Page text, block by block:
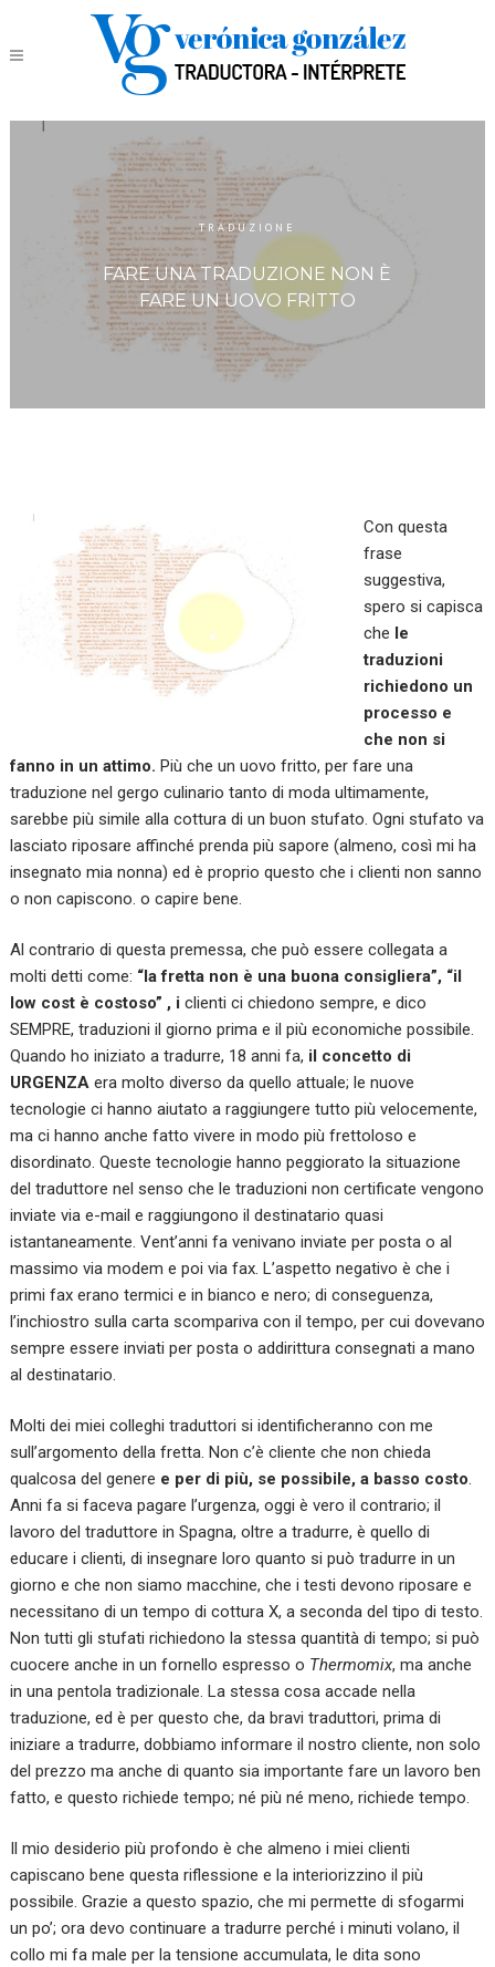
TRADUZIONE
FARE UNA TRADUZIONE NON È
FARE UN UOVO FRITTO
Con questa
frase
suggestiva,
spero si capisca
che le
traduzioni
richiedono un
processo e
che non si
fanno in un attimo. Più che un uovo fritto, per fare una
traduzione nel gergo culinario tanto di moda ultimamente,
sarebbe più simile alla cottura di un buon stufato. Ogni stufato va
lasciato riposare affinché prenda più sapore (almeno, così mi ha
insegnato mia nonna) ed è proprio questo che i clienti non sanno
o non capiscono. o capire bene.
Al contrario di questa premessa, che può essere collegata a
molti detti come: “la fretta non è una buona consigliera”, “il
low cost è costoso” , i clienti ci chiedono sempre, e dico
SEMPRE, traduzioni il giorno prima e il più economiche possibile.
Quando ho iniziato a tradurre, 18 anni fa, il concetto di
URGENZAera molto diverso da quello attuale; le nuove
tecnologie ci hanno aiutato a raggiungere tutto più velocemente,
ma ci hanno anche fatto vivere in modo più frettoloso e
disordinato. Queste tecnologie hanno peggiorato la situazione
del traduttore nel senso che le traduzioni non certificate vengono
inviate via e-mail e raggiungono il destinatario quasi
istantaneamente. Vent’anni fa venivano inviate per posta o al
massimo via modem e poi via fax. L’aspetto negativo è che i
primi fax erano termici e in bianco e nero; di conseguenza,
l’inchiostro sulla carta scompariva con il tempo, per cui dovevano
sempre essere inviati per posta o addirittura consegnati a mano
al destinatario.
Molti dei miei colleghi traduttori si identificheranno con me
sull’argomento della fretta. Non c’è cliente che non chieda
qualcosa del genere e per di più, se possibile, a basso costo.
Anni fa si faceva pagare l’urgenza, oggi è vero il contrario; il
lavoro del traduttore in Spagna, oltre a tradurre, è quello di
educare i clienti, di insegnare loro quanto si può tradurre in un
giorno e che non siamo macchine, che i testi devono riposare e
necessitano di un tempo di cottura X, a seconda del tipo di testo.
Non tutti gli stufati richiedono la stessa quantità di tempo; si può
cuocere anche in un fornello espresso o Thermomix, ma anche
in una pentola tradizionale. La stessa cosa accade nella
traduzione, ed è per questo che, da bravi traduttori, prima di
iniziare a tradurre, dobbiamo informare il nostro cliente, non solo
del prezzo ma anche di quanto sia importante fare un lavoro ben
fatto, e questo richiede tempo; né più né meno, richiede tempo.
Il mio desiderio più profondo è che almeno i miei clienti
capiscano bene questa riflessione e la interiorizzino il più
possibile. Grazie a questo spazio, che mi permette di sfogarmi
un po’; ora devo continuare a tradurre perché i minuti volano, il
collo mi fa male per la tensione accumulata, le dita sono